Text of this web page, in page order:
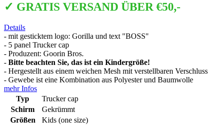
✓ GRATIS VERSAND ÜBER €50,-
Details
- mit gesticktem logo: Gorilla und text "BOSS"
- 5 panel Trucker cap
- Produzent: Goorin Bros.
- Bitte beachten Sie, das ist ein Kindergröße!
- Hergestellt aus einem weichen Mesh mit verstellbaren Verschluss
- Gewebe ist eine Kombination aus Polyester und Baumwolle
mehr Infos
Typ
Trucker cap
Schirm
Gekrümmt
Größen
Kids (one size)